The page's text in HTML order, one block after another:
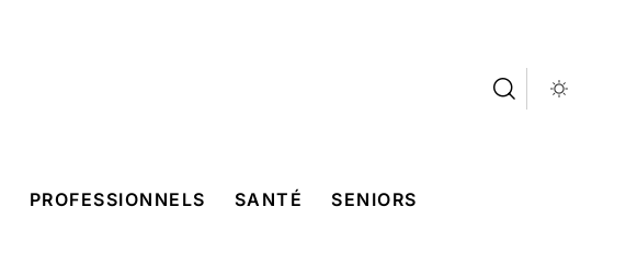
PROFESSIONNELS SANTÉ SENIORS